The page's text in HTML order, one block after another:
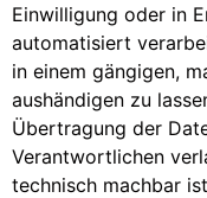
Einwilligung oder in
automatisiert
in einem gängigen,
aushändigen zu
Übertragung der
Verantwortlichen
technisch machbar